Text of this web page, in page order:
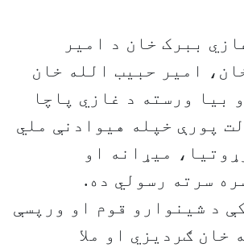
ببرک خان د امیر
امیر حبیب الله خان
بیا ورسته د غازي پاچا
پورې خپله هیوادنې ملي
میړانه او
سرته رسولي ده.
کال کې د شینوارو قوم او ورپسې
خان ګردیزي او ملا